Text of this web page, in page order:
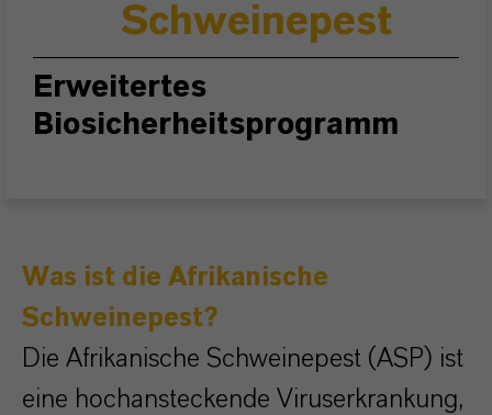
Schweinepest
Erweitertes
Biosicherheitsprogramm
Was ist die Afrikanische
Schweinepest?
Die Afrikanische Schweinepest (ASP) ist
eine hochansteckende Viruserkrankung,